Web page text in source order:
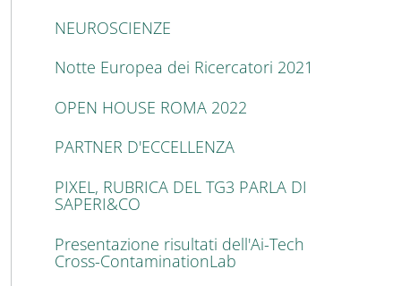
NEUROSCIENZE
Notte Europea dei Ricercatori 2021
OPEN HOUSE ROMA 2022
PARTNER D'ECCELLENZA
PIXEL, RUBRICA DEL TG3 PARLA DI
SAPERI&CO
Presentazione risultati dell'Ai-Tech
Cross-ContaminationLab